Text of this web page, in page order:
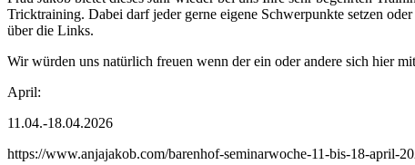
Tricktraining. Dabei darf jeder gerne eigene Schwerpunkte setzen
über die Links.
Wir würden uns natürlich freuen wenn der ein oder andere sich hier
April:
11.04.-18.04.2026
https://www.anjajakob.com/barenhof-seminarwoche-11-bis-18-april-